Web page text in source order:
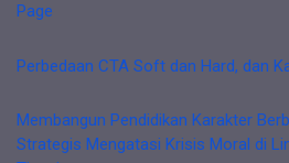
Page
Perbedaan CTA Soft dan Hard, dan
Membangun Pendidikan Karakter
Strategis Mengatasi Krisis Moral di